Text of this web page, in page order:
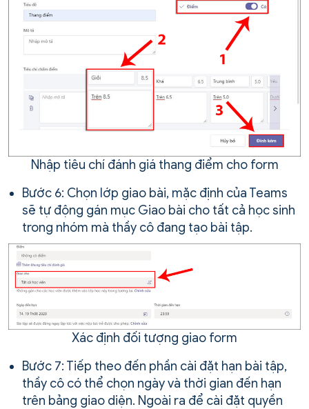
Nhập tiêu chí đánh giá thang điểm cho form
Bước 6: Chọn lớp giao bài, mặc định của Teams
sẽ tự động gán mục Giao bài cho tất cả học sinh
trong nhóm mà thầy cô đang tạo bài tập.
Xác định đối tượng giao form
Bước 7: Tiếp theo đến phần cài đặt hạn bài tập,
thầy cô có thể chọn ngày và thời gian đến hạn
trên bảng giao diện. Ngoài ra để cài đặt quyền